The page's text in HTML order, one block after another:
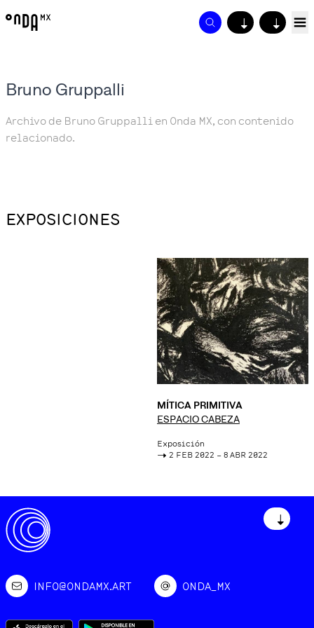
↓ ↓
Bruno Gruppalli
Archivo de Bruno Gruppalli en Onda MX, con contenido
relacionado.
EXPOSICIONES
MÍTICA PRIMITIVA
ESPACIO CABEZA
Exposición
-> 2 FEB 2022 – 8 ABR 2022
↓
INFO@ONDAMX.ART ONDA_MX